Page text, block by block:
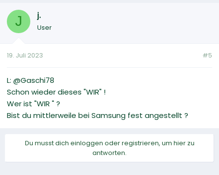
J j.
User
19. Juli 2023 #5
L: @Gaschi78
Schon wieder dieses "WIR" !
Wer ist "WIR " ?
Bist du mittlerweile bei Samsung fest angestellt ?
Du musst dich einloggen oder registrieren, um hier zu
antworten.